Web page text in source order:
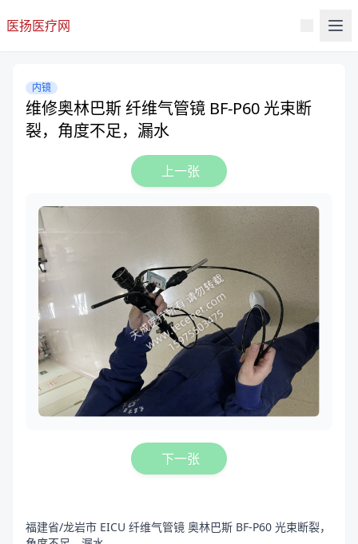
医扬医疗网
内镜
维修奥林巴斯 纤维气管镜 BF-P60 光束断
裂，角度不足，漏水
上一张
下一张
福建省/龙岩市 EICU 纤维气管镜 奥林巴斯 BF-P60 光束断裂，